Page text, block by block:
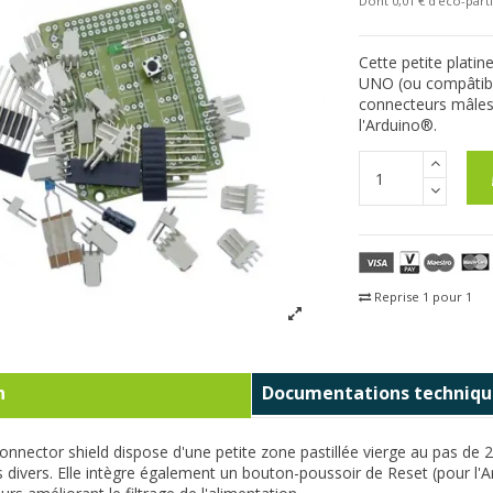
Cette petite
UNO (ou
connecteurs
l'Arduino®.
Reprise 1 pour 1
Documentations
shield dispose d'une petite zone pastillée vierge au pas
divers. Elle intègre également un bouton-poussoir de Reset (pour